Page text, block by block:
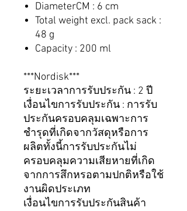
DiameterCM : 6 cm
Total weight excl. pack sack :
48 g
Capacity : 200 ml
***Nordisk***
ระยะเวลาการรับประกัน : 2 ปี
เงื่อนไขการรับประกัน : การรับ
ประกันครอบคลุมเฉพาะการ
ชำรุดที่เกิดจากวัสดุหรือการ
ผลิตทั้งนี้การรับประกันไม่
ครอบคลุมความเสียหายที่เกิด
จากการสึกหรอตามปกติหรือใช้
งานผิดประเภท
เงื่อนไขการรับประกันสินค้า